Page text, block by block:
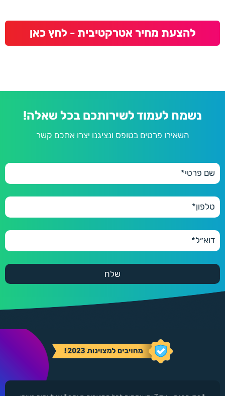
להצעת מחיר אטרקטיבית - לחץ כאן
נשמח לעמוד לשירותכם בכל שאלה!
השאירו פרטים בטופס ונציגנו יצרו אתכם קשר